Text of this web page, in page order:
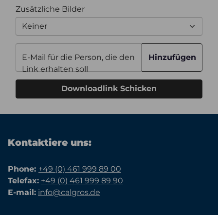
Zusätzliche Bilder
Keiner
E-Mail für die Person, die den
Link erhalten soll
Hinzufügen
Downloadlink Schicken
Kontaktiere uns:
Phone: +49 (0) 461 999 89 00
Telefax: +49 (0) 461 999 89 90
E-mail: info@calgros.de